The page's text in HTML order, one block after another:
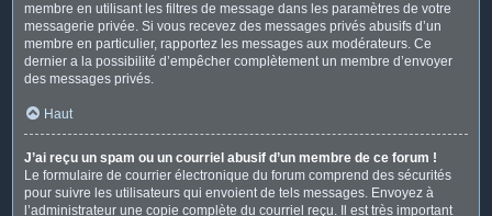
membre en utilisant les filtres de message dans les paramètres de votre
messagerie privée. Si vous recevez des messages privés abusifs d’un
membre en particulier, rapportez les messages aux modérateurs. Ce
dernier a la possibilité d’empêcher complètement un membre d’envoyer
des messages privés.
Haut
J’ai reçu un spam ou un courriel abusif d’un membre de ce forum !
Le formulaire de courrier électronique du forum comprend des sécurités
pour suivre les utilisateurs qui envoient de tels messages. Envoyez à
l’administrateur une copie complète du courriel reçu. Il est très important